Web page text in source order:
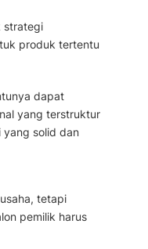
strategi
produk tertentu
dapat
yang terstruktur
yang solid dan
tetapi
pemilik harus